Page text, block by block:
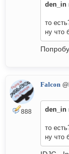
den_in
то
ну что
888
Falcon
den_in
то
ну что